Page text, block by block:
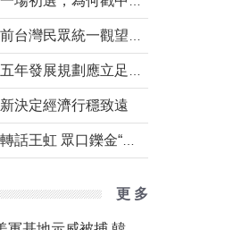
決定經濟行穩致遠
更 多